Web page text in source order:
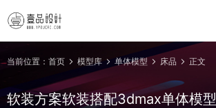
当前位置： 首页 模型库 单体模型 床品 正文
软装方案软装搭配3dmax单体模型